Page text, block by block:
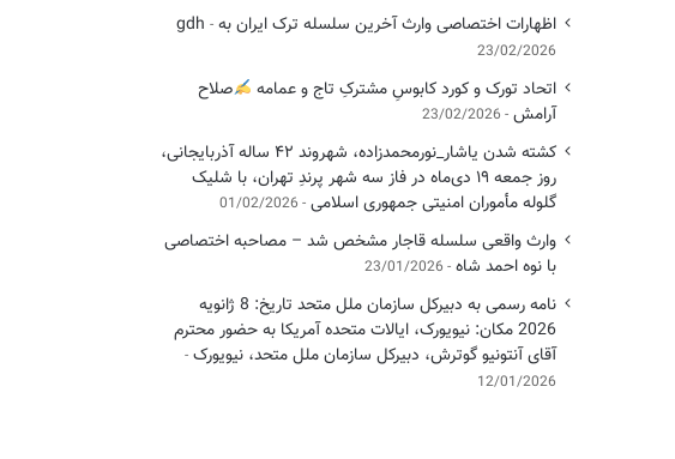
اظهارات اختصاصی وارث آخرین سلسله ترک ایران به gdh
23/02/2026
اتحاد تورک و کورد کابوسِ مشترکِ تاج و عمامه
​صلاح
آرامش 23/02/2026
کشته شدن یاشار_نورمحمدزاده، شهروند ۴۲ ساله آذربایجانی،
روز جمعه ۱۹ دی‌ماه در فاز سه شهر پرندِ تهران، با شلیک
گلوله مأموران امنیتی جمهوری اسلامی 01/02/2026
وارث واقعی سلسله قاجار مشخص شد – مصاحبه اختصاصی
با نوه احمد شاه 23/01/2026
نامه رسمی به دبیرکل سازمان ملل متحد تاریخ: 8 ژانویه
2026 مکان: نیویورک، ایالات متحده آمریکا به حضور محترم
آقای آنتونیو گوترش، دبیرکل سازمان ملل متحد، نیویورک
12/01/2026